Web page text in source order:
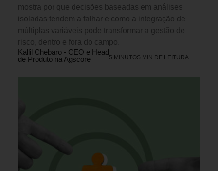
mostra por que decisões baseadas em análises
isoladas tendem a falhar e como a integração de
múltiplas variáveis pode transformar a gestão de
risco, dentro e fora do campo.
Kallil Chebaro - CEO e Head
de Produto na Agscore
5 MINUTOS MIN DE LEITURA